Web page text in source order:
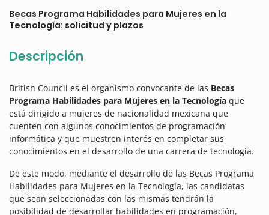
Becas Programa Habilidades para Mujeres en la
Tecnología: solicitud y plazos
Descripción
British Council es el organismo convocante de las Becas
Programa Habilidades para Mujeres en la Tecnología que
está dirigido a mujeres de nacionalidad mexicana que
cuenten con algunos conocimientos de programación
informática y que muestren interés en completar sus
conocimientos en el desarrollo de una carrera de tecnología.
De este modo, mediante el desarrollo de las Becas Programa
Habilidades para Mujeres en la Tecnología, las candidatas
que sean seleccionadas con las mismas tendrán la
posibilidad de desarrollar habilidades en programación,